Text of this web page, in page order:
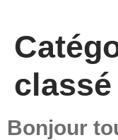
classé
Bonjour